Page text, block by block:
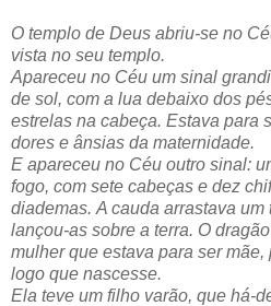
O templo de Deus abriu-se no
vista no seu templo.
Apareceu no Céu um sinal
de sol, com a lua debaixo dos
estrelas na cabeça. Estava para
dores e ânsias da maternidade.
E apareceu no Céu outro sinal:
fogo, com sete cabeças e dez
diademas. A cauda arrastava
lançou-as sobre a terra. O
mulher que estava para ser
logo que nascesse.
Ela teve um filho varão, que há-